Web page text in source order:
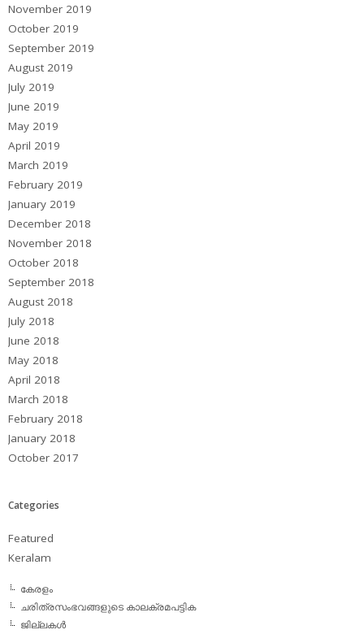
November 2019
October 2019
September 2019
August 2019
July 2019
June 2019
May 2019
April 2019
March 2019
February 2019
January 2019
December 2018
November 2018
October 2018
September 2018
August 2018
July 2018
June 2018
May 2018
April 2018
March 2018
February 2018
January 2018
October 2017
Categories
Featured
Keralam
കേരളം
ചരിത്രസംഭവങ്ങളുടെ കാലക്രമപട്ടിക
ജില്ലകള്‍